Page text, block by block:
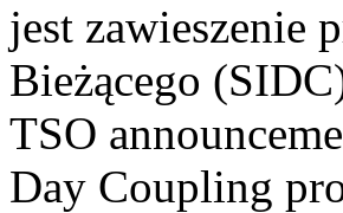
jest zawieszenie
Bieżącego
TSO
Day Coupling